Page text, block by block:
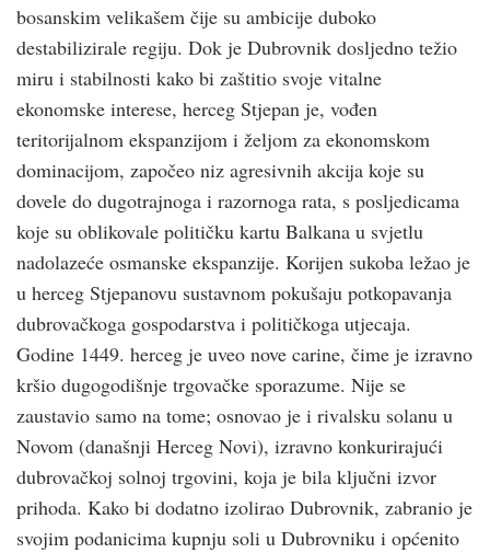
bosanskim velikašem čije su ambicije duboko
destabilizirale regiju. Dok je Dubrovnik dosljedno težio
miru i stabilnosti kako bi zaštitio svoje vitalne
ekonomske interese, herceg Stjepan je, vođen
teritorijalnom ekspanzijom i željom za ekonomskom
dominacijom, započeo niz agresivnih akcija koje su
dovele do dugotrajnoga i razornoga rata, s posljedicama
koje su oblikovale političku kartu Balkana u svjetlu
nadolazeće osmanske ekspanzije. Korijen sukoba ležao je
u herceg Stjepanovu sustavnom pokušaju potkopavanja
dubrovačkoga gospodarstva i političkoga utjecaja.
Godine 1449. herceg je uveo nove carine, čime je izravno
kršio dugogodišnje trgovačke sporazume. Nije se
zaustavio samo na tome; osnovao je i rivalsku solanu u
Novom (današnji Herceg Novi), izravno konkurirajući
dubrovačkoj solnoj trgovini, koja je bila ključni izvor
prihoda. Kako bi dodatno izolirao Dubrovnik, zabranio je
svojim podanicima kupnju soli u Dubrovniku i općenito